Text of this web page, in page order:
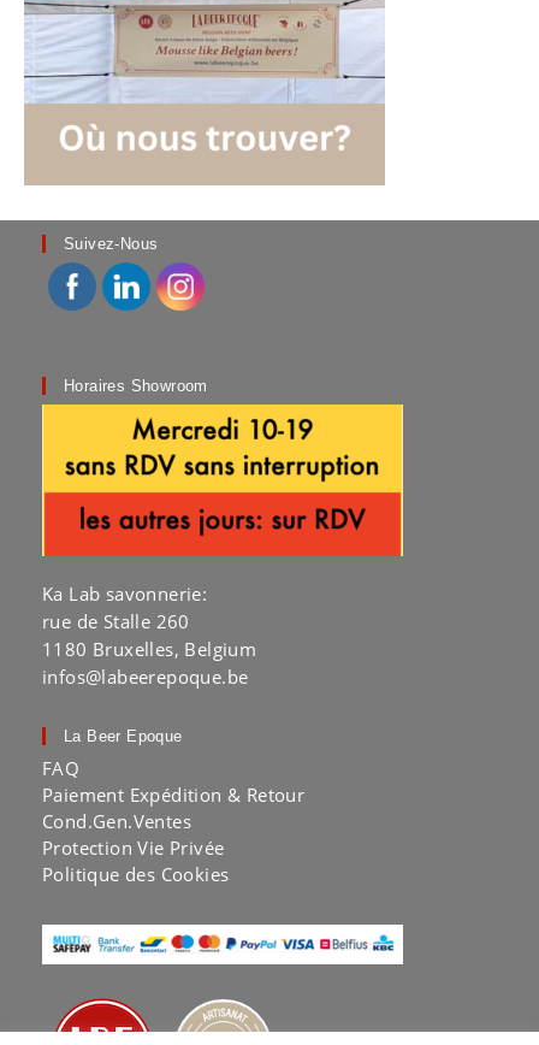
Suivez-Nous
Horaires Showroom
Ka Lab savonnerie:
rue de Stalle 260
1180 Bruxelles, Belgium
infos@labeerepoque.be
La Beer Epoque
FAQ
Paiement Expédition & Retour
Cond.Gen.Ventes
Protection Vie Privée
Politique des Cookies